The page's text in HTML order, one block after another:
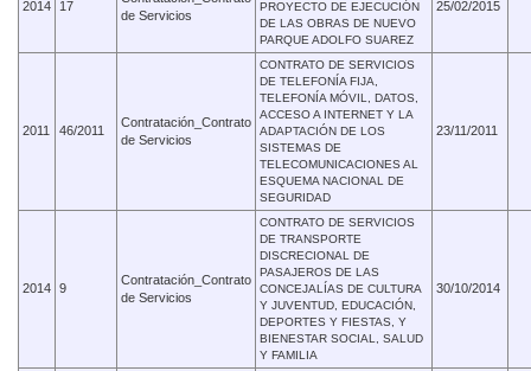
2014 17
de Servicios
PROYECTO DE EJECUCIÓN
DE LAS OBRAS DE NUEVO
PARQUE ADOLFO SUAREZ
25/02/2015
2011 46/2011
Contratación_Contrato
de Servicios
CONTRATO DE SERVICIOS
DE TELEFONÍA FIJA,
TELEFONÍA MÓVIL, DATOS,
ACCESO A INTERNET Y LA
ADAPTACIÓN DE LOS
SISTEMAS DE
TELECOMUNICACIONES AL
ESQUEMA NACIONAL DE
SEGURIDAD
23/11/2011
2014 9
Contratación_Contrato
de Servicios
CONTRATO DE SERVICIOS
DE TRANSPORTE
DISCRECIONAL DE
PASAJEROS DE LAS
CONCEJALÍAS DE CULTURA
Y JUVENTUD, EDUCACIÓN,
DEPORTES Y FIESTAS, Y
BIENESTAR SOCIAL, SALUD
Y FAMILIA
30/10/2014